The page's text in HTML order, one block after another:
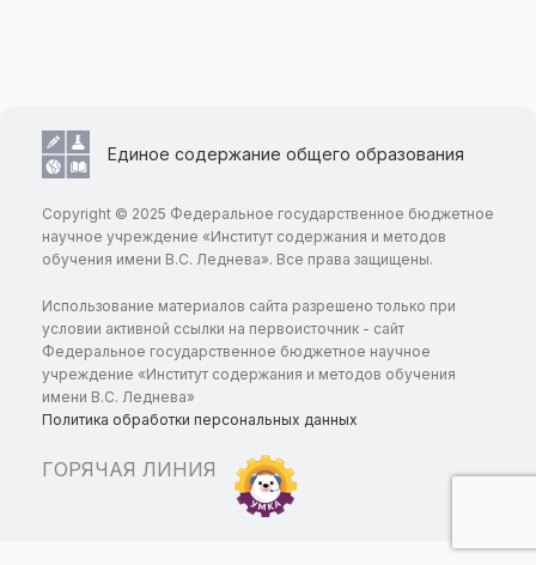
Единое содержание общего образования
Copyright © 2025 Федеральное государственное бюджетное
научное учреждение «Институт содержания и методов
обучения имени В.С. Леднева». Все права защищены.
Использование материалов сайта разрешено только при
условии активной ссылки на первоисточник - сайт
Федеральное государственное бюджетное научное
учреждение «Институт содержания и методов обучения
имени В.С. Леднева»
Политика обработки персональных данных
ГОРЯЧАЯ ЛИНИЯ